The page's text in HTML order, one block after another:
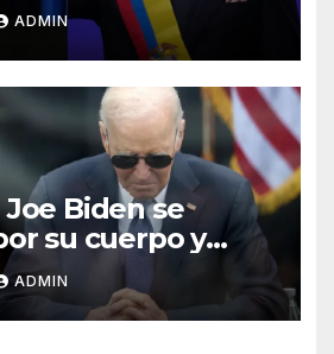
reforzar
ADMIN
Biden se
su cuerpo y
en sus
su hijo
ADMIN